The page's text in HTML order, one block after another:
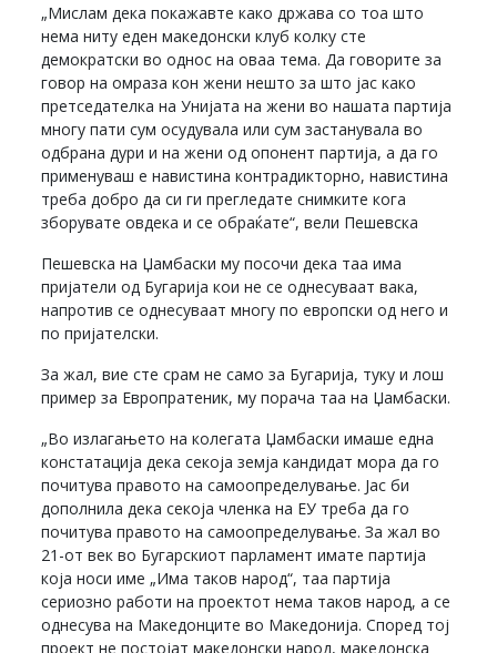
„Мислам дека покажавте како држава со тоа што
нема ниту еден македонски клуб колку сте
демократски во однос на оваа тема. Да говорите за
говор на омраза кон жени нешто за што јас како
претседателка на Унијата на жени во нашата партија
многу пати сум осудувала или сум застанувала во
одбрана дури и на жени од опонент партија, а да го
применуваш е навистина контрадикторно, навистина
треба добро да си ги прегледате снимките кога
зборувате овдека и се обраќате“, вели Пешевска
Пешевска на Џамбаски му посочи дека таа има
пријатели од Бугарија кои не се однесуваат вака,
напротив се однесуваат многу по европски од него и
по пријателски.
За жал, вие сте срам не само за Бугарија, туку и лош
пример за Европратеник, му порача таа на Џамбаски.
„Во излагањето на колегата Џамбаски имаше една
констатација дека секоја земја кандидат мора да го
почитува правото на самоопределување. Јас би
дополнила дека секоја членка на ЕУ треба да го
почитува правото на самоопределување. За жал во
21-от век во Бугарскиот парламент имате партија
која носи име „Има таков народ“, таа партија
сериозно работи на проектот нема таков народ, а се
однесува на Македонците во Македонија. Според тој
проект не постојат македонски народ, македонска